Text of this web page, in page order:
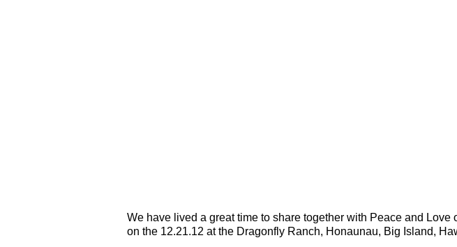
We have lived a great time to share together with Peace and Love
on the 12.21.12 at the Dragonfly Ranch, Honaunau, Big Island,